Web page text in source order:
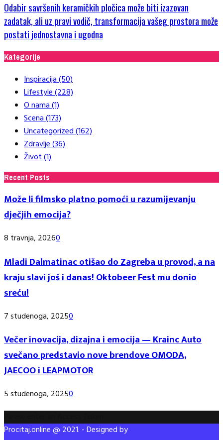
Odabir savršenih keramičkih pločica može biti izazovan
zadatak, ali uz pravi vodič, transformacija vašeg prostora može
postati jednostavna i ugodna
Kategorije
Inspiracija(50)
Lifestyle(228)
O nama(1)
Scena(173)
Uncategorized(162)
Zdravlje(36)
Život(1)
Recent Posts
Može li filmsko platno pomoći u razumijevanju
dječjih emocija?
8 travnja, 20260
Mladi Dalmatinac otišao do Zagreba u provod, a na
kraju slavi još i danas! Oktobeer Fest mu donio
sreću!
7 studenoga, 20250
Večer inovacija, dizajna i emocija — Krainc Auto
svečano predstavio nove brendove OMODA,
JAECOO i LEAPMOTOR
5 studenoga, 20250
Procitaj.online @ 2021. - Designed by